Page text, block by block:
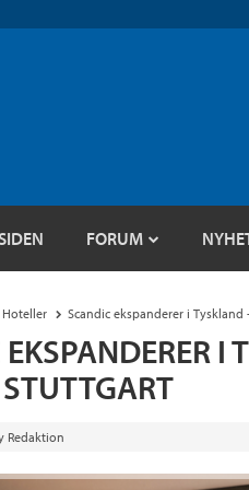
FORUM
Hoteller Scandic ekspanderer i
I
Redaktion